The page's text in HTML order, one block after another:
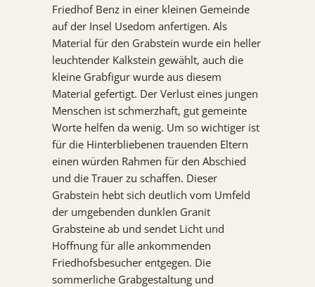
REFERENZEN
Friedhof Benz in einer kleinen Gemeinde
auf der Insel Usedom anfertigen. Als
Material für den Grabstein wurde ein heller
leuchtender Kalkstein gewählt, auch die
kleine Grabfigur wurde aus diesem
Material gefertigt. Der Verlust eines jungen
Menschen ist schmerzhaft, gut gemeinte
Worte helfen da wenig. Um so wichtiger ist
für die Hinterbliebenen trauenden Eltern
einen würden Rahmen für den Abschied
und die Trauer zu schaffen. Dieser
Grabstein hebt sich deutlich vom Umfeld
der umgebenden dunklen Granit
Grabsteine ab und sendet Licht und
Hoffnung für alle ankommenden
Friedhofsbesucher entgegen. Die
sommerliche Grabgestaltung und